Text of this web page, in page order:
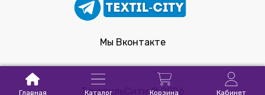
Главная Каталог Корзина Кабинет
Мы Вконтакте
ТекстильСити © 2026